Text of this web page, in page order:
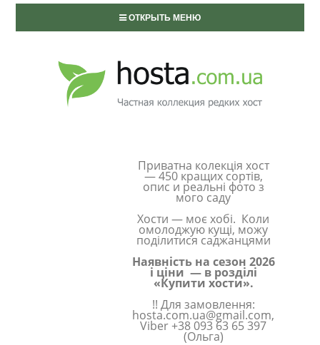
ОТКРЫТЬ МЕНЮ
Приватна колекція хост
— 450 кращих сортів,
опис и реальні фото з
мого саду
Хости — моє хобі. Коли
омолоджую кущі, можу
поділитися саджанцями
Наявність на сезон 2026
і ціни — в розділі
«Купити хости».
!! Для замовлення:
hosta.com.ua@gmail.com,
Viber +38 093 63 65 397
(Ольга)